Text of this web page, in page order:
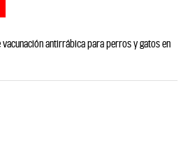
vacunación antirrábica para perros y gatos en